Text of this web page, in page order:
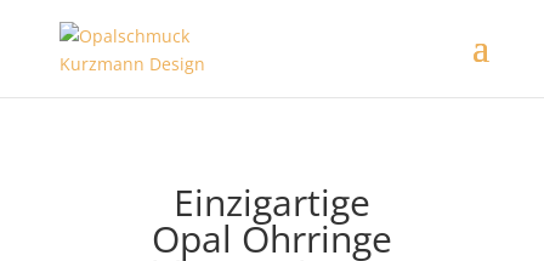
Einzigartige
Opal Ohrringe